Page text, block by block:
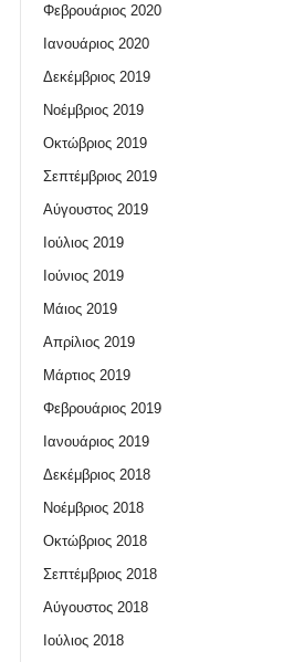
Φεβρουάριος 2020
Ιανουάριος 2020
Δεκέμβριος 2019
Νοέμβριος 2019
Οκτώβριος 2019
Σεπτέμβριος 2019
Αύγουστος 2019
Ιούλιος 2019
Ιούνιος 2019
Μάιος 2019
Απρίλιος 2019
Μάρτιος 2019
Φεβρουάριος 2019
Ιανουάριος 2019
Δεκέμβριος 2018
Νοέμβριος 2018
Οκτώβριος 2018
Σεπτέμβριος 2018
Αύγουστος 2018
Ιούλιος 2018